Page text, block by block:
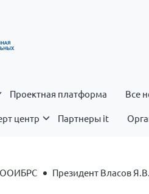
Проектная платформа Все
центр Партнеры it
Президент Власов Я.В.